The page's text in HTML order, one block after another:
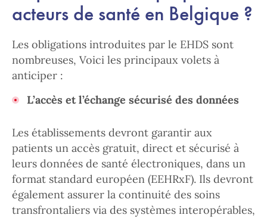
acteurs de santé en Belgique ?
Les obligations introduites par le EHDS sont
nombreuses, Voici les principaux volets à
anticiper :
L’accès et l’échange sécurisé des données
Les établissements devront garantir aux
patients un accès gratuit, direct et sécurisé à
leurs données de santé électroniques, dans un
format standard européen (EEHRxF). Ils devront
également assurer la continuité des soins
transfrontaliers via des systèmes interopérables,